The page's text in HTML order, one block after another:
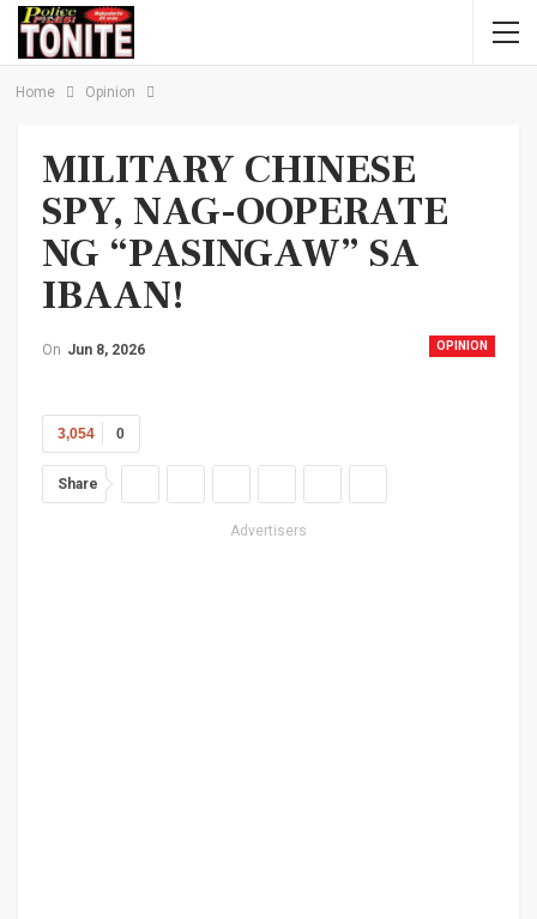
Home Opinion
MILITARY CHINESE
SPY, NAG-OOPERATE
NG “PASINGAW” SA
IBAAN!
OPINION
On Jun 8, 2026
0
3,054
Share
Advertisers